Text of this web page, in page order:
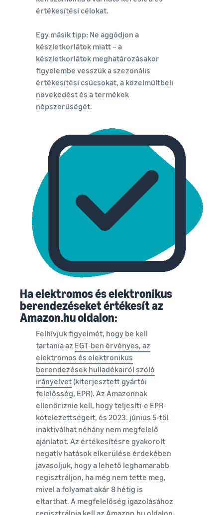
értékesítési célokat.
Egy másik tipp: Ne aggódjon a
készletkorlátok miatt – a
készletkorlátok meghatározásakor
figyelembe vesszük a szezonális
értékesítési csúcsokat, a közelmúltbeli
növekedést és a termékek
népszerűségét.
Ha elektromos és elektronikus
berendezéseket értékesít az
Amazon.hu oldalon:
Felhívjuk figyelmét, hogy be kell
tartania az EGT-ben érvényes, az
elektromos és elektronikus
berendezések hulladékairól szóló
irányelvet (kiterjesztett gyártói
felelősség, EPR). Az Amazonnak
ellenőriznie kell, hogy teljesíti-e EPR-
kötelezettségeit, és 2023. június 5-től
inaktiválhat néhány nem megfelelő
ajánlatot. Az értékesítésre gyakorolt
negatív hatások elkerülése érdekében
javasoljuk, hogy a lehető leghamarabb
regisztráljon, ha még nem tette meg,
mivel a folyamat akár 8 hétig is
eltarthat. A megfelelőség igazolásához